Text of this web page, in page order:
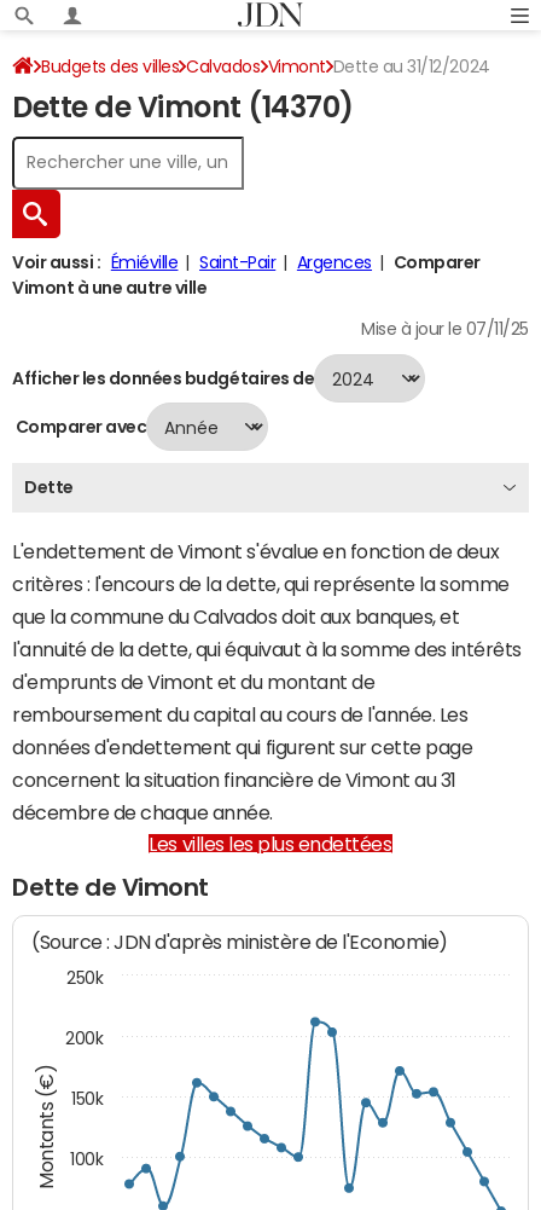
Budgets des villes Calvados Vimont Dette au 31/12/2024
Dette de Vimont (14370)
Voir aussi : Émiéville Saint-Pair Argences
Comparer
Vimont à une autre ville
Mise à jour le 07/11/25
Afficher les données budgétaires de
Comparer avec
Dette
L'endettement de Vimont s'évalue en fonction de deux
critères : l'encours de la dette, qui représente la somme
que la commune du Calvados doit aux banques, et
l'annuité de la dette, qui équivaut à la somme des intérêts
d'emprunts de Vimont et du montant de
remboursement du capital au cours de l'année. Les
données d'endettement qui figurent sur cette page
concernent la situation financière de Vimont au 31
décembre de chaque année.
Les villes les plus endettées
Dette de Vimont
Montants (€)
(Source : JDN d'après ministère de l'Economie)
100k
150k
200k
250k